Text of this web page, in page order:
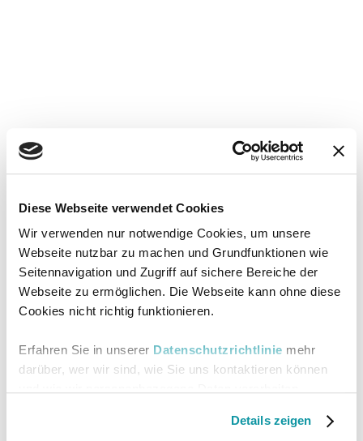
Diese Webseite verwendet Cookies
Wir verwenden nur notwendige Cookies, um unsere
Webseite nutzbar zu machen und Grundfunktionen wie
Seitennavigation und Zugriff auf sichere Bereiche der
Webseite zu ermöglichen. Die Webseite kann ohne diese
Cookies nicht richtig funktionieren.
Erfahren Sie in unserer Datenschutzrichtlinie mehr
darüber, wer wir sind, wie Sie uns kontaktieren können
Details zeigen